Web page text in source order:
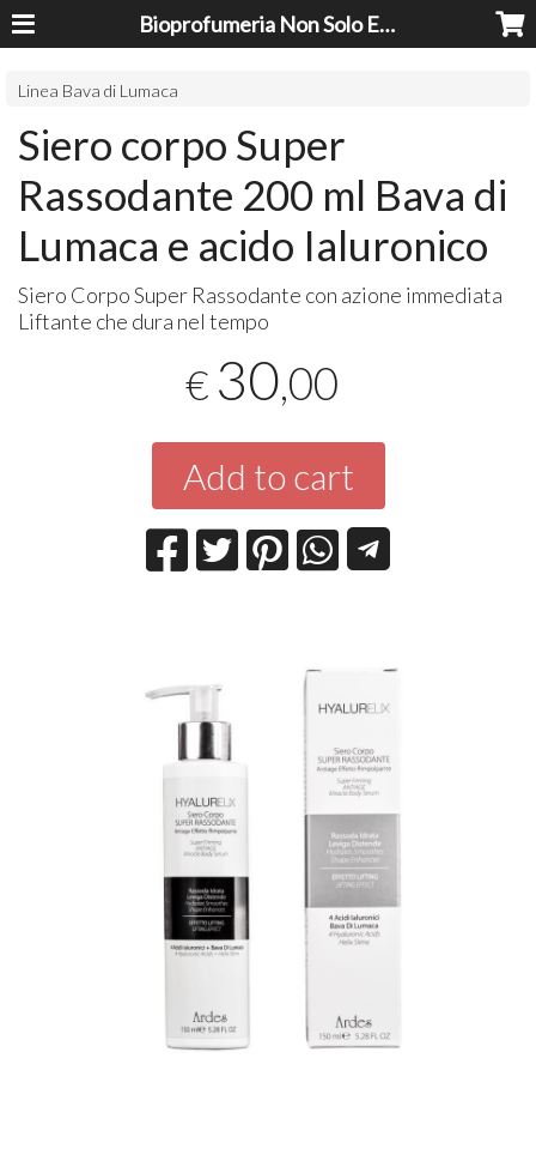
Bioprofumeria Non Solo Essenze
Linea Bava di Lumaca
Siero corpo Super
Rassodante 200 ml Bava di
Lumaca e acido Ialuronico
Siero Corpo Super Rassodante con azione immediata
Liftante che dura nel tempo
€ 30,00
Add to cart